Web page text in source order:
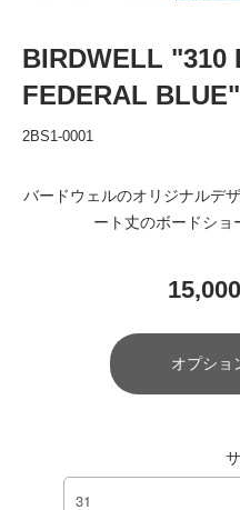
BIRDWELL "310
FEDERAL BLUE"
2BS1-0001
バードウェルのオリジナルデ
ート丈のボードショ
オプショ